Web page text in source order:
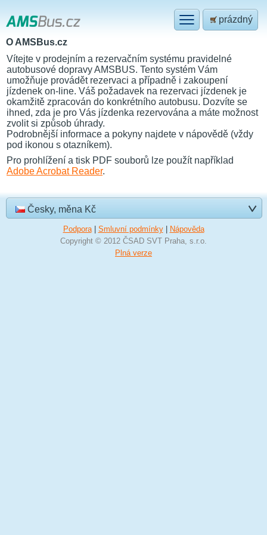
prázdný
O AMSBus.cz
Vítejte v prodejním a rezervačním systému pravidelné
autobusové dopravy AMSBUS. Tento systém Vám
umožňuje provádět rezervaci a případně i zakoupení
jízdenek on-line. Váš požadavek na rezervaci jízdenek je
okamžitě zpracován do konkrétního autobusu. Dozvíte se
ihned, zda je pro Vás jízdenka rezervována a máte možnost
zvolit si způsob úhrady.
Podrobnější informace a pokyny najdete v nápovědě (vždy
pod ikonou s otazníkem).
Pro prohlížení a tisk PDF souborů lze použít například
Adobe Acrobat Reader.
Česky, měna Kč
Podpora| Smluvní podmínky|
Nápověda
Copyright © 2012 ČSAD SVT Praha, s.r.o.
Plná verze